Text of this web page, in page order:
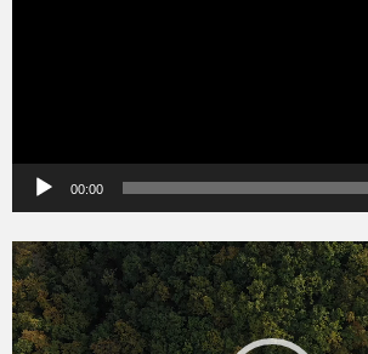
00:00
Videólejátszó